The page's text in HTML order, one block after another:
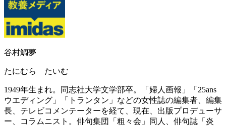
谷村鯛夢
たにむら たいむ
1949年生まれ。同志社大学文学部卒。「婦人画報」「25ans
ウエディング」「トランタン」などの女性誌の編集者、編集
長、テレビコメンテーターを経て、現在、出版プロデューサ
ー、コラムニスト。俳句集団「粗々会」同人、俳句誌「炎